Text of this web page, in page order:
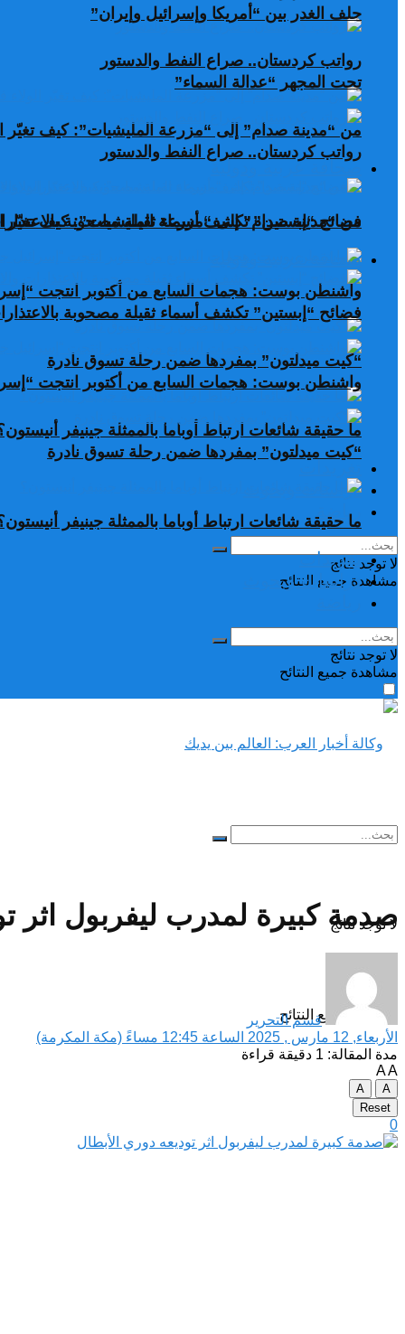
رواتب كردستان.. صراع النفط والدستور
من “مدينة صدام” إلى “مزرعة المليشيات”: كيف تغيّر
صحافة عربية ودولية
فضائح “إبستين” تكشف أسماء ثقيلة مصحوبة
واشنطن بوست: هجمات السابع من أكتوبر انتجت
“كيت ميدلتون” بمفردها ضمن رحلة تسوق نادرة
ما حقيقة شائعات ارتباط أوباما بالممثلة جينيفر
دراسات وبحوث
رياضة
لا توجد نتائج
مشاهدة جميع النتائح
حلف الغدر بين “أمريكا وإسرائيل وإيران”
تحت المجهر “عدالة السماء”
رواتب كردستان.. صراع النفط والدستور
من “مدينة صدام” إلى “مزرعة المليشيات”: كيف تغيّر
صحافة عربية ودولية
فضائح “إبستين” تكشف أسماء ثقيلة مصحوبة
واشنطن بوست: هجمات السابع من أكتوبر انتجت
“كيت ميدلتون” بمفردها ضمن رحلة تسوق نادرة
ما حقيقة شائعات ارتباط أوباما بالممثلة جينيفر
تغريدات
دراسات وبحوث
لا توجد نتائج
مشاهدة جميع النتائح
لا توجد نتائج
مشاهدة جميع النتائح
صدمة كبيرة لمدرب ليفربول اثر
قسم التحرير
الأربعاء, 12 مارس , 2025 الساعة 12:45 مساءً (مكة المكرمة)
مدة المقالة: 1 دقيقة قراءة
AA
A
A
Reset
0